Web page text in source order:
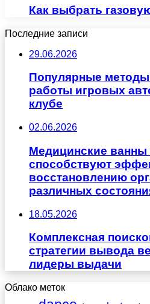
Как выбрать
Последние записи
29.06.2026
Популярные методы
работы игровых
клубе
02.06.2026
Медицинские ванны
способствуют
восстановлению
различных
18.05.2026
Комплексная
стратегии вывода
лидеры выдачи
Облако меток